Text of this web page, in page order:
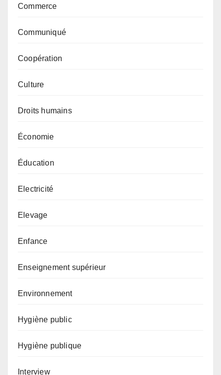
Commerce
Communiqué
Coopération
Culture
Droits humains
Économie
Éducation
Electricité
Elevage
Enfance
Enseignement supérieur
Environnement
Hygiène public
Hygiène publique
Interview